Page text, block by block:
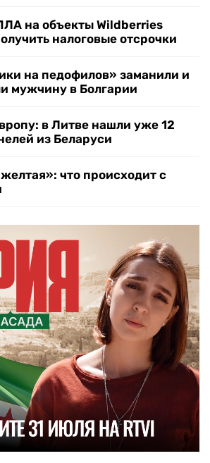
на объекты Wildberries
налоговые отсрочки
на педофилов» заманили и
мужчину в Болгарии
в Литве нашли уже 12
из Беларуси
что происходит с